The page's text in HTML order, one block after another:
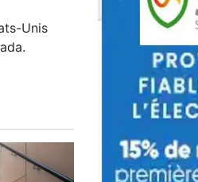
Unis